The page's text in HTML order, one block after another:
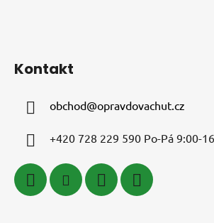
Kontakt
obchod@opravdovachut.cz
+420 728 229 590 Po-Pá 9:00-